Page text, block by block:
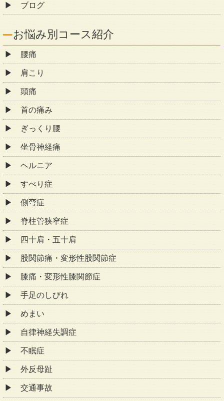
ブログ
お悩み別コース紹介
腰痛
肩こり
頭痛
首の痛み
ぎっくり腰
坐骨神経痛
ヘルニア
すべり症
側弯症
脊柱管狭窄症
四十肩・五十肩
股関節痛・変形性股関節症
膝痛・変形性膝関節症
手足のしびれ
めまい
自律神経失調症
不眠症
外反母趾
交通事故